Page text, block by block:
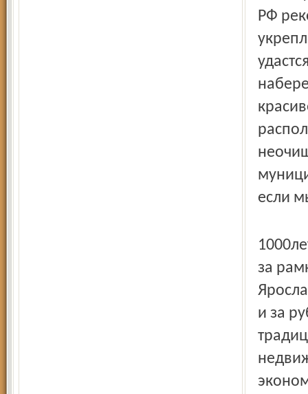
РФ
если
за
и за